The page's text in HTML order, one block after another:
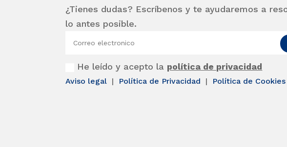
¿Tienes dudas? Escríbenos y te ayudaremos a
lo antes posible.
He leído y acepto la política de privacidad
Aviso legal | Política de Privacidad | Política de Cookies